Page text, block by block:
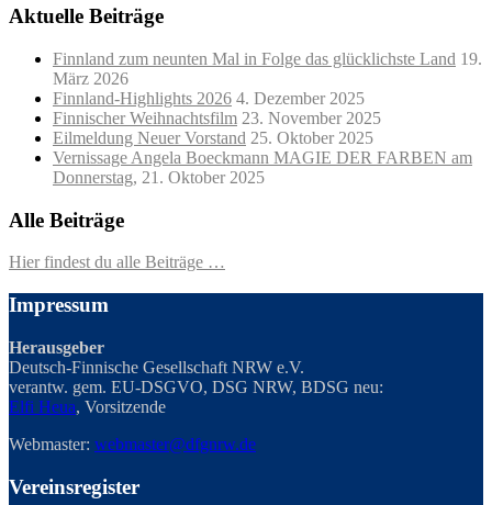
Aktuelle Beiträge
Finnland zum neunten Mal in Folge das glücklichste Land 19.
März 2026
Finnland-Highlights 2026 4. Dezember 2025
Finnischer Weihnachtsfilm 23. November 2025
Eilmeldung Neuer Vorstand 25. Oktober 2025
Vernissage Angela Boeckmann MAGIE DER FARBEN am
Donnerstag, 21. Oktober 2025
Alle Beiträge
Hier findest du alle Beiträge …
Impressum
Herausgeber
Deutsch-Finnische Gesellschaft NRW e.V.
verantw. gem. EU-DSGVO, DSG NRW, BDSG neu:
Elfi Heua, Vorsitzende
Webmaster: webmaster@dfgnrw.de
Vereinsregister